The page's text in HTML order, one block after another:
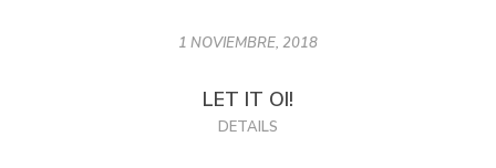
1 NOVIEMBRE, 2018
LET IT OI!
DETAILS